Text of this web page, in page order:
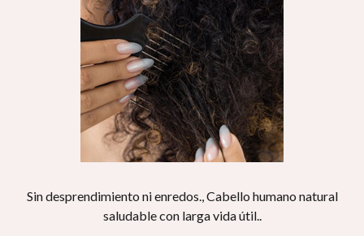
Sin desprendimiento ni enredos., Cabello humano natural
saludable con larga vida útil..